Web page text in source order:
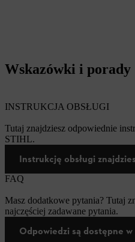
Wskazówki i porady
INSTRUKCJA OBSŁUGI
Tutaj znajdziesz odpowiednie
STIHL.
Instrukcję obsługi
FAQ
Masz dodatkowe pytania? Tutaj
najczęściej zadawane pytania.
Odpowiedzi są dostępne w